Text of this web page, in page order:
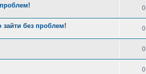
0
без проблем! 0
0
0